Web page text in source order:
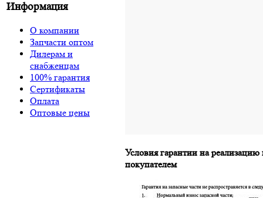
Информация
О компании
Запчасти оптом
Дилерам и
снабженцам
100% гарантия
Сертификаты
Оплата
Оптовые цены
Условия гарантии на
покупателем